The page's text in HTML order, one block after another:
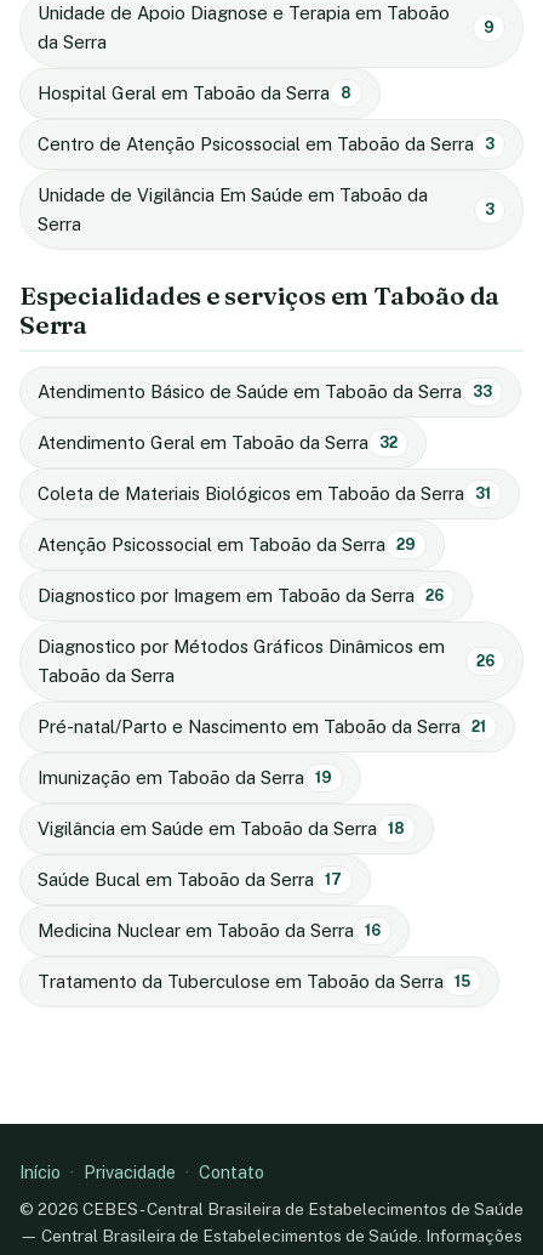
Unidade de Apoio Diagnose e Terapia em Taboão
da Serra
9
Hospital Geral em Taboão da Serra 8
Centro de Atenção Psicossocial em Taboão da Serra 3
Unidade de Vigilância Em Saúde em Taboão da
Serra
3
Especialidades e serviços em Taboão da
Serra
Atendimento Básico de Saúde em Taboão da Serra 33
Atendimento Geral em Taboão da Serra 32
Coleta de Materiais Biológicos em Taboão da Serra 31
Atenção Psicossocial em Taboão da Serra 29
Diagnostico por Imagem em Taboão da Serra 26
Diagnostico por Métodos Gráficos Dinâmicos em
Taboão da Serra
26
Pré-natal/Parto e Nascimento em Taboão da Serra 21
Imunização em Taboão da Serra 19
Vigilância em Saúde em Taboão da Serra 18
Saúde Bucal em Taboão da Serra 17
Medicina Nuclear em Taboão da Serra 16
Tratamento da Tuberculose em Taboão da Serra 15
Início · Privacidade · Contato
© 2026 CEBES - Central Brasileira de Estabelecimentos de Saúde
— Central Brasileira de Estabelecimentos de Saúde. Informações